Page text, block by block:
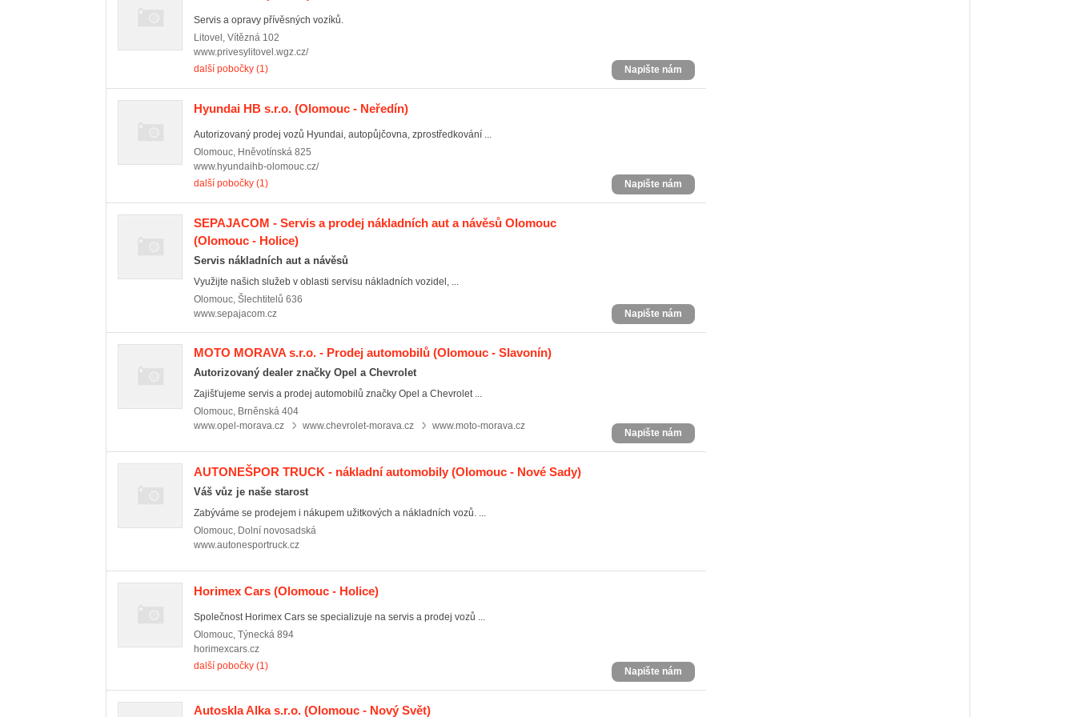
Servis a opravy přívěsných vozíků.
Litovel , Vítězná 102
www.privesylitovel.wgz.cz/
další pobočky (1)
Napište nám
Hyundai HB s.r.o. (Olomouc - Neředín)
Autorizovaný prodej vozů Hyundai, autopůjčovna, zprostředkování ...
Olomouc, Hněvotínská 825
www.hyundaihb-olomouc.cz/
další pobočky (1)
Napište nám
SEPAJACOM - Servis a prodej nákladních aut a návěsů Olomouc
(Olomouc - Holice)
Servis nákladních aut a návěsů
Využijte našich služeb v oblasti servisu nákladních vozidel, ...
Olomouc, Šlechtitelů 636
www.sepajacom.cz
Napište nám
MOTO MORAVA s.r.o. - Prodej automobilů (Olomouc - Slavonín)
Autorizovaný dealer značky Opel a Chevrolet
Zajišťujeme servis a prodej automobilů značky Opel a Chevrolet ...
Olomouc, Brněnská 404
www.opel-morava.cz
www.chevrolet-morava.cz www.moto-morava.cz
Napište nám
AUTONEŠPOR TRUCK - nákladní automobily (Olomouc - Nové Sady)
Váš vůz je naše starost
Zabýváme se prodejem i nákupem užitkových a nákladních vozů. ...
Olomouc, Dolní novosadská
www.autonesportruck.cz
Horimex Cars (Olomouc - Holice)
Společnost Horimex Cars se specializuje na servis a prodej vozů ...
Olomouc, Týnecká 894
horimexcars.cz
další pobočky (1)
Napište nám
Autoskla Alka s.r.o. (Olomouc - Nový Svět)